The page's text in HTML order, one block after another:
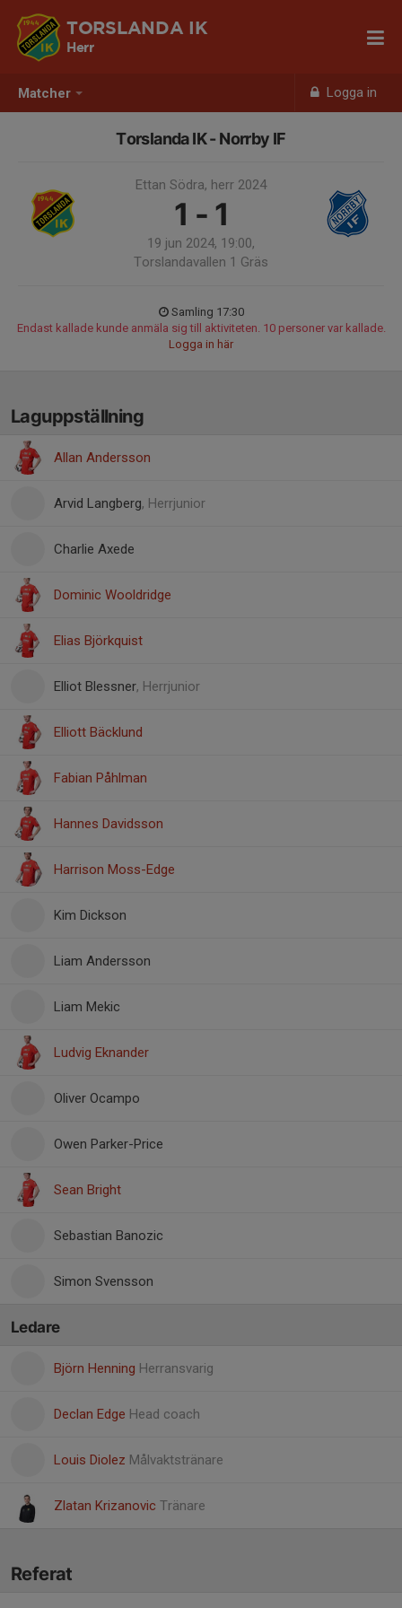
Matcher Logga in
TORSLANDA IK
Herr
Torslanda IK - Norrby IF
Ettan Södra, herr 2024
1 - 1
19 jun 2024, 19:00,
Torslandavallen 1 Gräs
Samling 17:30
Endast kallade kunde anmäla sig till aktiviteten. 10 personer var kallade.
Logga in här
Laguppställning
Allan Andersson
Arvid Langberg, Herrjunior
Charlie Axede
Dominic Wooldridge
Elias Björkquist
Elliot Blessner, Herrjunior
Elliott Bäcklund
Fabian Påhlman
Hannes Davidsson
Harrison Moss-Edge
Kim Dickson
Liam Andersson
Liam Mekic
Ludvig Eknander
Oliver Ocampo
Owen Parker-Price
Sean Bright
Sebastian Banozic
Simon Svensson
Ledare
Björn Henning Herransvarig
Declan Edge Head coach
Louis Diolez Målvaktstränare
Zlatan Krizanovic Tränare
Referat